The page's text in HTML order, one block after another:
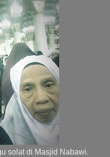
solat di Masjid Nabawi.